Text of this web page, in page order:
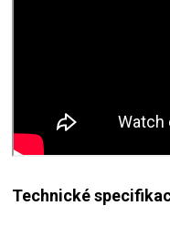
Technické